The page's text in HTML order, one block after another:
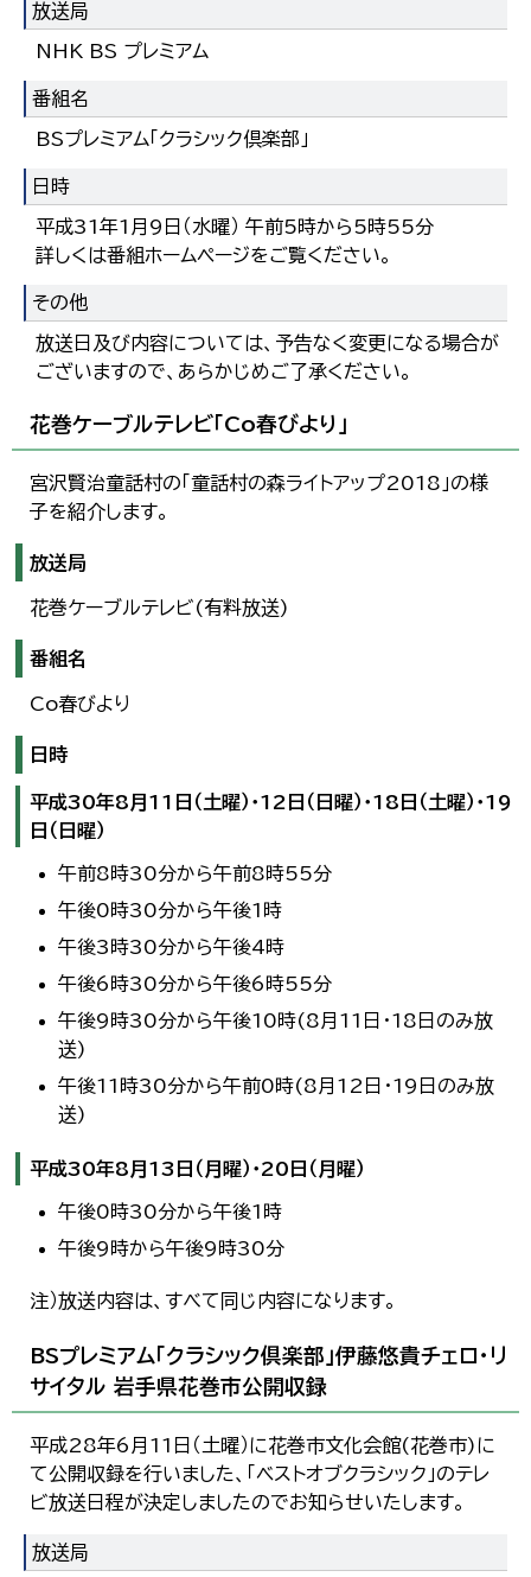
放送局
NHK BS プレミアム
番組名
BSプレミアム「クラシック倶楽部」
日時
平成31年1月9日（水曜） 午前5時から5時55分
詳しくは番組ホームページをご覧ください。
その他
放送日及び内容については、予告なく変更になる場合が
ございますので、あらかじめご了承ください。
花巻ケーブルテレビ「Co春びより」
宮沢賢治童話村の「童話村の森ライトアップ2018」の様
子を紹介します。
放送局
花巻ケーブルテレビ(有料放送)
番組名
Co春びより
日時
平成30年8月11日（土曜）・12日（日曜）・18日（土曜）・19
日（日曜）
午前8時30分から午前8時55分
午後0時30分から午後1時
午後3時30分から午後4時
午後6時30分から午後6時55分
午後9時30分から午後10時(8月11日・18日のみ放
送)
午後11時30分から午前0時(8月12日・19日のみ放
送)
平成30年8月13日（月曜）・20日（月曜）
午後0時30分から午後1時
午後9時から午後9時30分
注）放送内容は、すべて同じ内容になります。
BSプレミアム「クラシック倶楽部」伊藤悠貴チェロ・リ
サイタル 岩手県花巻市公開収録
平成28年6月11日（土曜）に花巻市文化会館(花巻市)に
て公開収録を行いました、「ベストオブクラシック」のテレ
ビ放送日程が決定しましたのでお知らせいたします。
放送局